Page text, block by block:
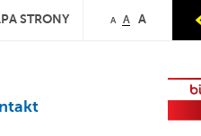
STRONY A A A